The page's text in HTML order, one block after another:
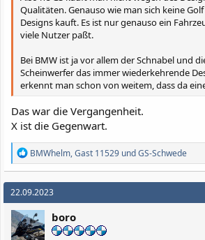
Qualitäten. Genauso wie man sich keine
Designs kauft. Es ist nur genauso ein
viele Nutzer paßt.
Bei BMW ist ja vor allem der Schnabel und
Scheinwerfer das immer wiederkehrende
erkennt man schon von weitem, dass da
Das war die Vergangenheit.
X ist die Gegenwart.
R
e
a
k
t
i
o
n
BMWhelm,Gast 11529 undGS-Schwede
22.09.2023
boro